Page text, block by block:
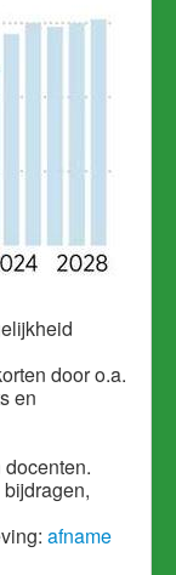
door o.a.
en
afname